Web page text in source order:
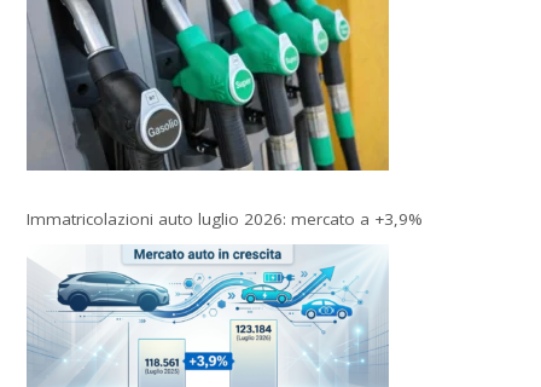
Immatricolazioni auto luglio 2026: mercato a +3,9%